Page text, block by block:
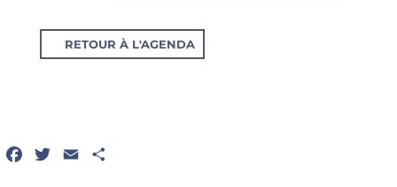
RETOUR À L'AGENDA
Facebook
Twitter
Email